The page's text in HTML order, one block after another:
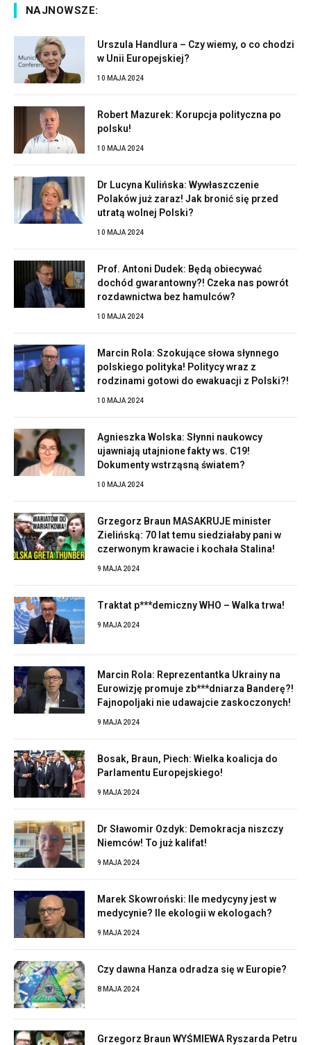
NAJNOWSZE:
Urszula Handlura – Czy wiemy, o co chodzi
w Unii Europejskiej?
10 MAJA 2024
Robert Mazurek: Korupcja polityczna po
polsku!
10 MAJA 2024
Dr Lucyna Kulińska: Wywłaszczenie
Polaków już zaraz! Jak bronić się przed
utratą wolnej Polski?
10 MAJA 2024
Prof. Antoni Dudek: Będą obiecywać
dochód gwarantowny?! Czeka nas powrót
rozdawnictwa bez hamulców?
10 MAJA 2024
Marcin Rola: Szokujące słowa słynnego
polskiego polityka! Politycy wraz z
rodzinami gotowi do ewakuacji z Polski?!
10 MAJA 2024
Agnieszka Wolska: Słynni naukowcy
ujawniają utajnione fakty ws. C19!
Dokumenty wstrząsną światem?
10 MAJA 2024
Grzegorz Braun MASAKRUJE minister
Zielińską: 70 lat temu siedziałaby pani w
czerwonym krawacie i kochała Stalina!
9 MAJA 2024
Traktat p***demiczny WHO – Walka trwa!
9 MAJA 2024
Marcin Rola: Reprezentantka Ukrainy na
Eurowizję promuje zb***dniarza Banderę?!
Fajnopoljaki nie udawajcie zaskoczonych!
9 MAJA 2024
Bosak, Braun, Piech: Wielka koalicja do
Parlamentu Europejskiego!
9 MAJA 2024
Dr Sławomir Ozdyk: Demokracja niszczy
Niemców! To już kalifat!
9 MAJA 2024
Marek Skowroński: Ile medycyny jest w
medycynie? Ile ekologii w ekologach?
9 MAJA 2024
Czy dawna Hanza odradza się w Europie?
8 MAJA 2024
Grzegorz Braun WYŚMIEWA Ryszarda Petru